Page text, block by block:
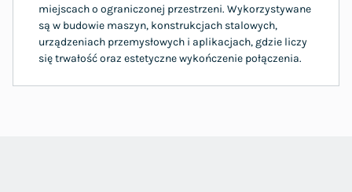
miejscach o ograniczonej przestrzeni. Wykorzystywane
są w budowie maszyn, konstrukcjach stalowych,
urządzeniach przemysłowych i aplikacjach, gdzie liczy
się trwałość oraz estetyczne wykończenie połączenia.